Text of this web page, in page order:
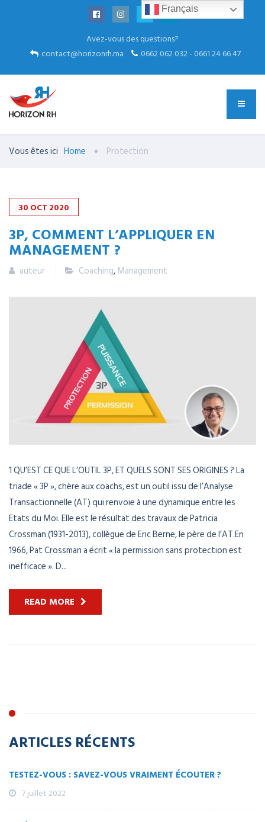
Avez-vous des questions?
contact@horizonrh.ma
0662 062 032 - 0661 24 66 47
Vous êtes ici Home Protection
30 OCT 2020
3P, COMMENT L’APPLIQUER EN
MANAGEMENT ?
auteur Coaching,Management
1 QU’EST CE QUE L’OUTIL 3P, ET QUELS SONT SES ORIGINES ? La
triade « 3P », chère aux coachs, est un outil issu de l’Analyse
Transactionnelle (AT) qui renvoie à une dynamique entre les
Etats du Moi. Elle est le résultat des travaux de Patricia
Crossman (1931-2013), collègue de Eric Berne, le père de l’AT.En
1966, Pat Crossman a écrit « la permission sans protection est
inefficace ». D...
READ MORE
ARTICLES RÉCENTS
TESTEZ-VOUS : SAVEZ-VOUS VRAIMENT ÉCOUTER ?
7 juillet 2022
Français